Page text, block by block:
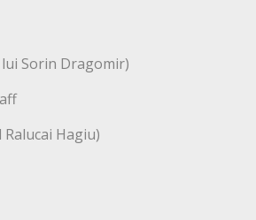
Sorin Dragomir)
Hagiu)